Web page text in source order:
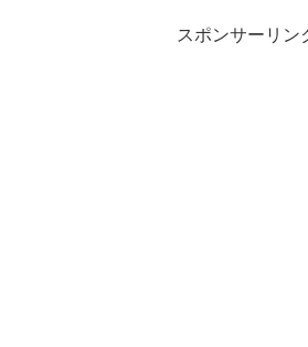
スポンサーリン